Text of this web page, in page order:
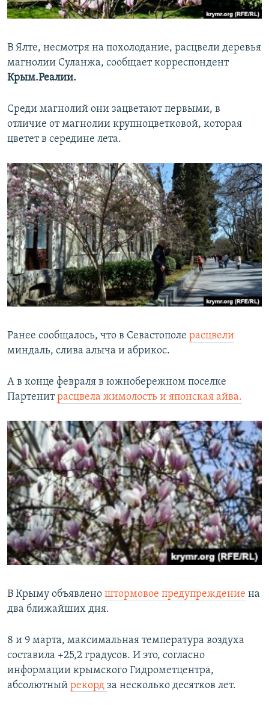
ПОБЕДИТЕЛЕЙ НЕ СУДЯТ?
ELIFBE
УКРАИНСКАЯ ПРОБЛЕМА КРЫМА
ПРИСОЕДИНЯЙТЕСЬ!
В Ялте, несмотря на похолодание, расцвели деревья
магнолии Суланжа, сообщает корреспондент
Крым.Реалии.
Среди магнолий они зацветают первыми, в
отличие от магнолии крупноцветковой, которая
цветет в середине лета.
Ранее сообщалось, что в Севастополе расцвели
миндаль, слива алыча и абрикос.
А в конце февраля в южнобережном поселке
Партенитрасцвела жимолость и японская айва.
В Крыму объявлено штормовое предупреждение на
два ближайших дня.
8 и 9 марта, максимальная температура воздуха
составила +25,2 градусов. И это, согласно
информации крымского Гидрометцентра,
абсолютный рекорд за несколько десятков лет.